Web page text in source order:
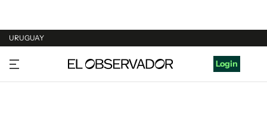
URUGUAY
URUGUAY
ARGENTINA
Login